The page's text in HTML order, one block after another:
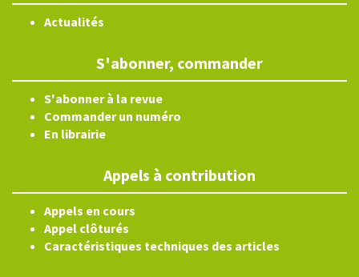
Actualités
S'abonner, commander
S'abonner à la revue
Commander un numéro
En librairie
Appels à contribution
Appels en cours
Appel clôturés
Caractéristiques techniques des articles